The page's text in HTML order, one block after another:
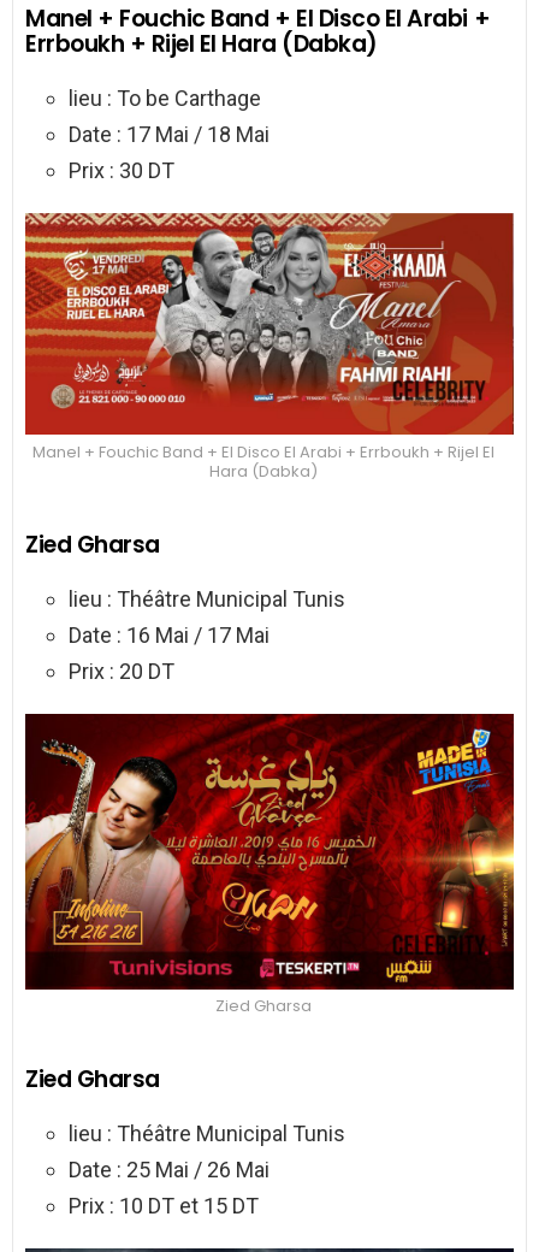
Manel + Fouchic Band + El Disco El Arabi +
Errboukh + Rijel El Hara (Dabka)
lieu : To be Carthage
Date : 17 Mai / 18 Mai
Prix : 30 DT
Manel + Fouchic Band + El Disco El Arabi + Errboukh + Rijel El
Hara (Dabka)
Zied Gharsa
lieu : Théâtre Municipal Tunis
Date : 16 Mai / 17 Mai
Prix : 20 DT
Zied Gharsa
Zied Gharsa
lieu : Théâtre Municipal Tunis
Date : 25 Mai / 26 Mai
Prix : 10 DT et 15 DT